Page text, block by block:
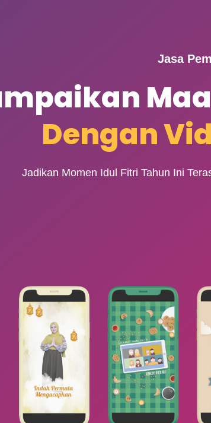
Jasa
Dengan
Jadikan Momen Idul Fitri Tahun Ini